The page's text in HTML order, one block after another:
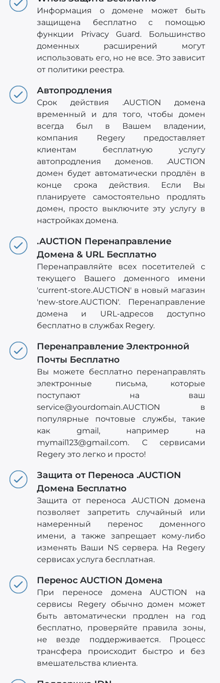
Информация о домене может быть
защищена бесплатно с помощью
функции Privacy Guard. Большинство
доменных расширений могут
использовать его, но не все. Это зависит
от политики реестра.
Автопродления
Срок действия .AUCTION домена
временный и для того, чтобы домен
всегда был в Вашем владении,
компания Regery предоставляет
клиентам бесплатную услугу
автопродления доменов. .AUCTION
домен будет автоматически продлён в
конце срока действия. Если Вы
планируете самостоятельно продлять
домен, просто выключите эту услугу в
настройках домена.
.AUCTION Перенаправление
Домена & URL Бесплатно
Перенаправляйте всех посетителей с
текущего Вашего доменного имени
'current-store.AUCTION' в новый магазин
'new-store.AUCTION'. Перенаправление
домена и URL-адресов доступно
бесплатно в службах Regery.
Перенаправление Электронной
Почты Бесплатно
Вы можете бесплатно перенаправлять
электронные письма, которые
поступают на ваш
service@yourdomain.AUCTION в
популярные почтовые службы, такие
как gmail, например на
mymail123@gmail.com. С сервисами
Regery это легко и просто!
Защита от Переноса .AUCTION
Домена Бесплатно
Защита от переноса .AUCTION домена
позволяет запретить случайный или
намеренный перенос доменного
имени, а также запрещает кому-либо
изменять Ваши NS сервера. На Regery
сервисах услуга бесплатная.
Перенос AUCTION Домена
При переносе домена AUCTION на
сервисы Regery обычно домен может
быть автоматически продлен на год
бесплатно, проверяйте правила зоны,
не везде поддерживается. Процесс
трансфера происходит быстро и без
вмешательства клиента.